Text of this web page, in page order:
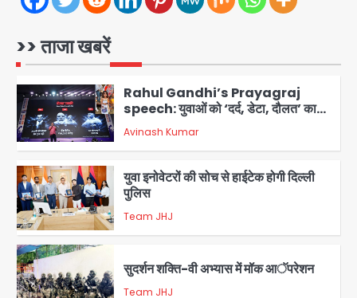
>> ताजा खबरें
संदेश, बीजेपी का वार
Avinash Kumar
3
युवा इनोवेटरों की सोच से हाईटेक होगी दिल्ली
पुलिस
Team JHJ
4
सुदर्शन शक्ति-वी अभ्यास में मॉक आॅपरेशन
एयरपोर्ट का फर्जी कर्मचारी बनकर 3 लाख